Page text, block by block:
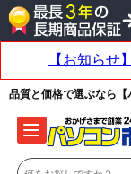
品質と価格で選ぶなら【